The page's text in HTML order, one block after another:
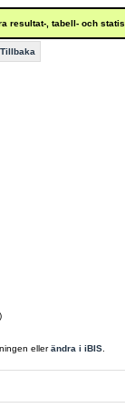
resultat-, tabell- och
Tillbaka
ellerändra i iBIS